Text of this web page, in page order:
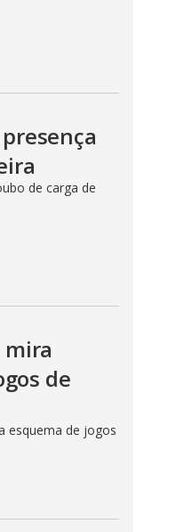
de carga de
mira
de
esquema de jogos